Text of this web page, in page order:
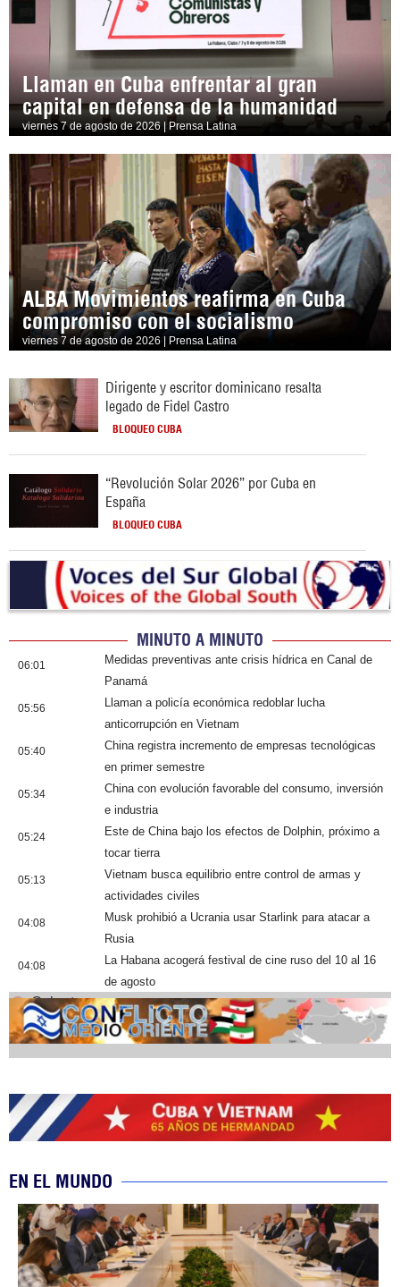
Llaman en Cuba enfrentar al gran
capital en defensa de la humanidad
viernes 7 de agosto de 2026 | Prensa Latina
ALBA Movimientos reafirma en Cuba
compromiso con el socialismo
viernes 7 de agosto de 2026 | Prensa Latina
Dirigente y escritor dominicano resalta
legado de Fidel Castro
BLOQUEO CUBA
“Revolución Solar 2026” por Cuba en
España
BLOQUEO CUBA
MINUTO A MINUTO
06:01
Medidas preventivas ante crisis hídrica en Canal de
Panamá
05:56
Llaman a policía económica redoblar lucha
anticorrupción en Vietnam
05:40
China registra incremento de empresas tecnológicas
en primer semestre
05:34
China con evolución favorable del consumo, inversión
e industria
05:24
Este de China bajo los efectos de Dolphin, próximo a
tocar tierra
05:13
Vietnam busca equilibrio entre control de armas y
actividades civiles
04:08
Musk prohibió a Ucrania usar Starlink para atacar a
Rusia
04:08
La Habana acogerá festival de cine ruso del 10 al 16
de agosto
Cobertura
EN EL MUNDO